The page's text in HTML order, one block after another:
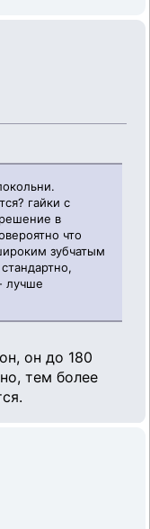
гайки с
в
что
зубчатым
лучше
он до 180
тем более